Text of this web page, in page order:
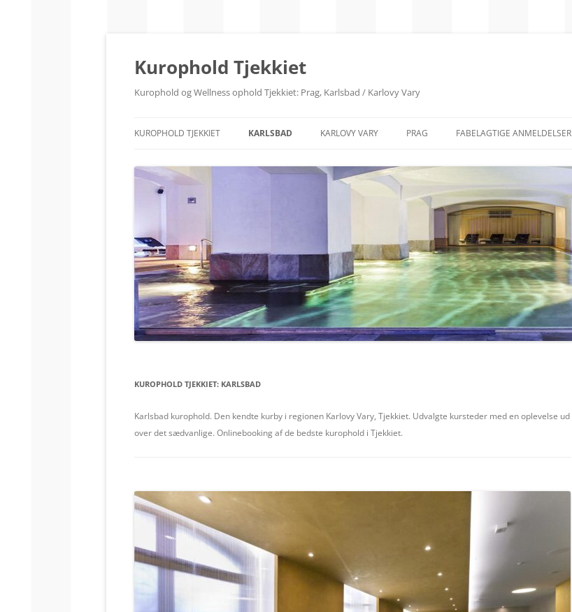
Kurophold Tjekkiet
Kurophold og Wellness ophold Tjekkiet: Prag, Karlsbad / Karlovy Vary
KUROPHOLD TJEKKIET KARLSBAD KARLOVY VARY PRAG FABELAGTIGE ANMELDELSER
KUROPHOLD TJEKKIET: KARLSBAD
Karlsbad kurophold. Den kendte kurby i regionen Karlovy Vary, Tjekkiet. Udvalgte kursteder med en oplevelse ud
over det sædvanlige. Onlinebooking af de bedste kurophold i Tjekkiet.